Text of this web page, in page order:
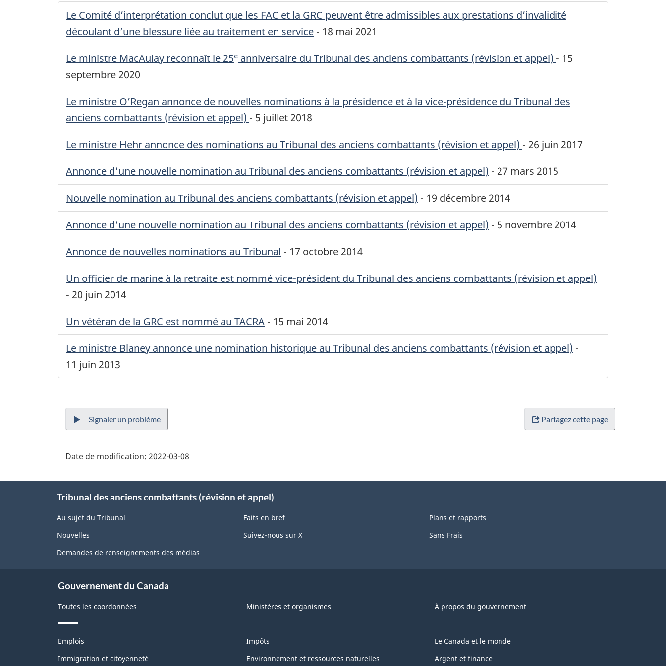
Le Comité d’interprétation conclut que les FAC et la GRC peuvent être admissibles aux prestations d’invalidité
découlant d’une blessure liée au traitement en service - 18 mai 2021
Le ministre MacAulay reconnaît le 25e anniversaire du Tribunal des anciens combattants (révision et appel) - 15
septembre 2020
Le ministre O’Regan annonce de nouvelles nominations à la présidence et à la vice-présidence du Tribunal des
anciens combattants (révision et appel) - 5 juillet 2018
Le ministre Hehr annonce des nominations au Tribunal des anciens combattants (révision et appel) - 26 juin 2017
Annonce d'une nouvelle nomination au Tribunal des anciens combattants (révision et appel) - 27 mars 2015
Nouvelle nomination au Tribunal des anciens combattants (révision et appel) - 19 décembre 2014
Annonce d'une nouvelle nomination au Tribunal des anciens combattants (révision et appel) - 5 novembre 2014
Annonce de nouvelles nominations au Tribunal - 17 octobre 2014
Un officier de marine à la retraite est nommé vice-président du Tribunal des anciens combattants (révision et appel)
- 20 juin 2014
Un vétéran de la GRC est nommé au TACRA - 15 mai 2014
Le ministre Blaney annonce une nomination historique au Tribunal des anciens combattants (révision et appel) -
11 juin 2013
Signaler un problème Partagez cette page
Date de modification: 2022-03-08
this
site
Tribunal des anciens combattants (révision et appel)
Au sujet du Tribunal Faits en bref
Plans et rapports
Nouvelles
Suivez-nous sur X
Sans Frais
Demandes de renseignements des médias
Gouvernement du Canada
Toutes les coordonnées Ministères et organismes À propos du gouvernement
Thèmes
sujets
Emplois
Immigration et citoyenneté
Impôts
Environnement et ressources naturelles
Le Canada et le monde
Argent et finance